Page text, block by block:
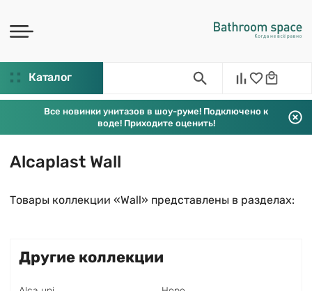
Каталог
Все новинки унитазов в шоу-руме! Подключено к
воде! Приходите оценить!
Alcaplast Wall
Товары коллекции «Wall» представлены в разделах:
Другие коллекции